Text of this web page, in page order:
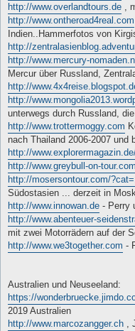
http://www.overlandtours.de ,
http://www.ontheroad4real.com
Indien..Hammerfotos von
http://
http://www.mercury-
Mercur über Russland,
http://
http://
unterwegs durch Russland,
http://www.trottermoggy.com
nach Thailand 2006-2007 und
http://
http://www.greybull-on-tour.com
http://mosersontour.com/
Südostasien ... derzeit in
http://www.innowan.de - Perry
http://www.abenteuer-
mit zwei Motorrädern auf der
http://www.we3together.com -
Australien und Neuseeland:
https://
2019 Australien
http://www.marcozangger.ch ,